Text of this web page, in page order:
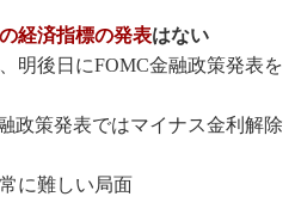
経済指標の発表はない
明後日にFOMC金融政策発表を
政策発表ではマイナス金利解除
に難しい局面